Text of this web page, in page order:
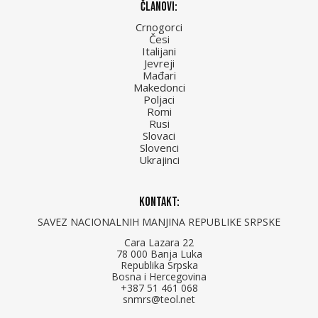
Članovi:
Crnogorci
Česi
Italijani
Jevreji
Mađari
Makedonci
Poljaci
Romi
Rusi
Slovaci
Slovenci
Ukrajinci
Kontakt:
SAVEZ NACIONALNIH MANJINA REPUBLIKE SRPSKE
Cara Lazara 22
78 000 Banja Luka
Republika Srpska
Bosna i Hercegovina
+387 51 461 068
snmrs@teol.net